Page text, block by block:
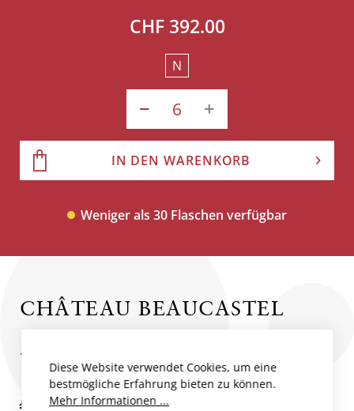
CHF 392.00
N
IN DEN WARENKORB
Weniger als 30 Flaschen verfügbar
CHÂTEAU BEAUCASTEL
...
Mehr zum Produzent
Diese Website verwendet Cookies, um eine
bestmögliche Erfahrung bieten zu können.
Mehr Informationen ...